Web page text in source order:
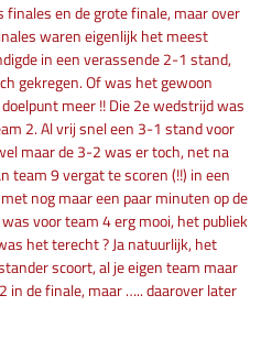
finales en de grote finale, maar over
waren eigenlijk het meest
in een verassende 2-1 stand,
gekregen. Of was het gewoon
meer !! Die 2e wedstrijd was
2. Al vrij snel een 3-1 stand voor
maar de 3-2 was er toch, net na
team 9 vergat te scoren (!!) in een
nog maar een paar minuten op de
voor team 4 erg mooi, het publiek
het terecht ? Ja natuurlijk, het
scoort, al je eigen team maar
in de finale, maar ….. daarover later